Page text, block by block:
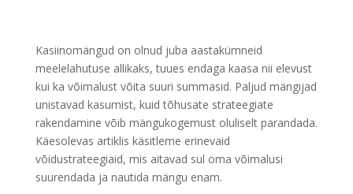
Kasiinomängud on olnud juba aastakümneid
meelelahutuse allikaks, tuues endaga kaasa nii elevust
kui ka võimalust võita suuri summasid. Paljud mängijad
unistavad kasumist, kuid tõhusate strateegiate
rakendamine võib mängukogemust oluliselt parandada.
Käesolevas artiklis käsitleme erinevaid
võidustrateegiaid, mis aitavad sul oma võimalusi
suurendada ja nautida mängu enam.